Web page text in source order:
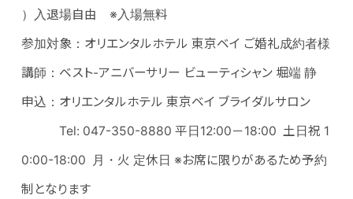
）入退場自由 ※入場無料
参加対象：オリエンタルホテル 東京ベイ ご婚礼成約者様
講師：ベスト-アニバーサリー ビューティシャン 堀端 静
申込：オリエンタルホテル 東京ベイ ブライダルサロン
Tel: 047-350-8880 平日12:00－18:00 土日祝 1
0:00-18:00 月・火 定休日 ※お席に限りがあるため予約
制となります